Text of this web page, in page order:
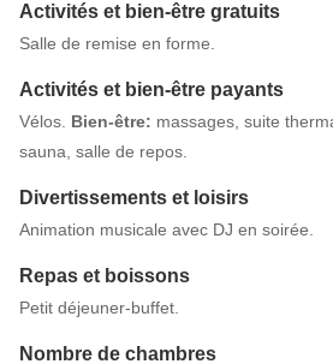
Activités et bien-être gratuits
Salle de remise en forme.
Activités et bien-être payants
Vélos. Bien-être: massages, suite
sauna, salle de repos.
Divertissements et loisirs
Animation musicale avec DJ en soirée.
Repas et boissons
Petit déjeuner-buffet.
Nombre de chambres